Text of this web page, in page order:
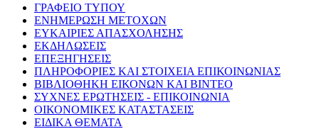
ΓΡΑΦΕΙΟ ΤΥΠΟΥ
ΕΝΗΜΕΡΩΣΗ ΜΕΤΟΧΩΝ
ΕΥΚΑΙΡΙΕΣ ΑΠΑΣΧΟΛΗΣΗΣ
ΕΚΔΗΛΩΣΕΙΣ
ΕΠΕΞΗΓΗΣΕΙΣ
ΠΛΗΡΟΦΟΡΙΕΣ ΚΑΙ ΣΤΟΙΧΕΙΑ ΕΠΙΚΟΙΝΩΝΙΑΣ
ΒΙΒΛΙΟΘΗΚΗ ΕΙΚΟΝΩΝ ΚΑΙ ΒΙΝΤΕΟ
ΣΥΧΝΕΣ ΕΡΩΤΗΣΕΙΣ - ΕΠΙΚΟΙΝΩΝΙΑ
ΟΙΚΟΝΟΜΙΚΕΣ ΚΑΤΑΣΤΑΣΕΙΣ
ΕΙΔΙΚΑ ΘΕΜΑΤΑ